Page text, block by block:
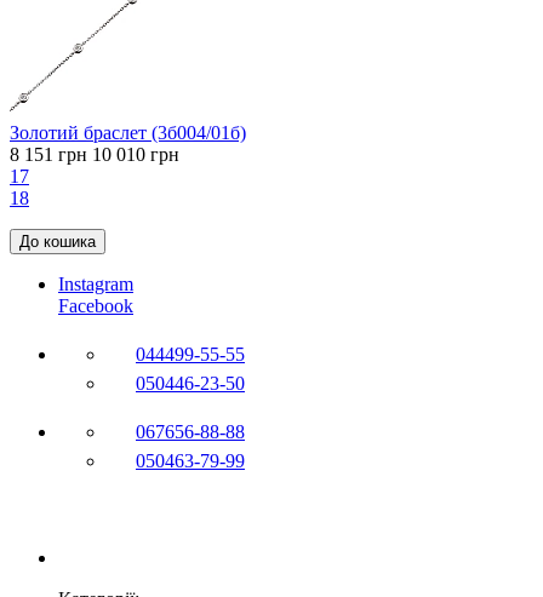
Золотий браслет (3б004/01б)
8 151 грн 10 010 грн
17
18
До кошика
Instagram
Facebook
044499-55-55
050446-23-50
067656-88-88
050463-79-99